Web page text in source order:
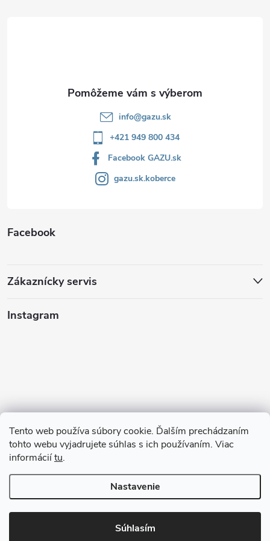
Tento web používa súbory cookie. Ďalším prechádzaním
tohto webu vyjadrujete súhlas s ich používaním. Viac
informáciítu.
Nastavenie
Súhlasím
info@gazu.sk
+421 949 800 434
Facebook GAZU.sk
gazu.sk.koberce
Facebook
Zákaznícky servis
Instagram
Sledovať na Instagrame
Copyright 2026GAZU.SK | moderné koberce. Všetky práva vyhradené.